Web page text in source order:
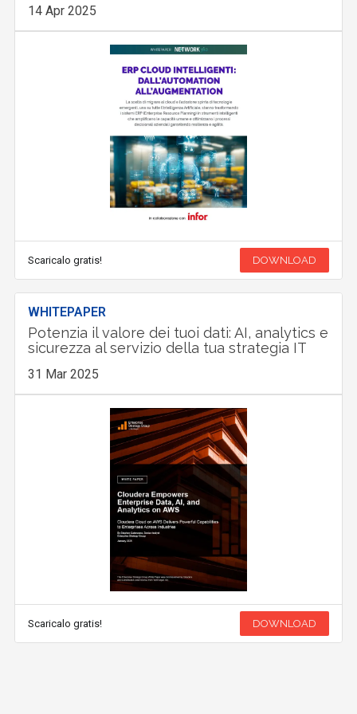
14 Apr 2025
Scaricalo gratis! DOWNLOAD
WHITEPAPER
Potenzia il valore dei tuoi dati: AI, analytics e
sicurezza al servizio della tua strategia IT
31 Mar 2025
Scaricalo gratis! DOWNLOAD